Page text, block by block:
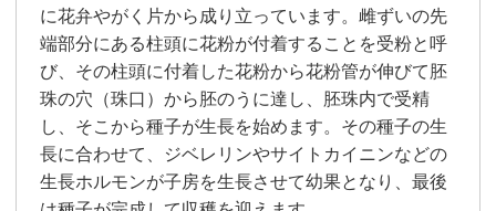
に花弁やがく片から成り立っています。雌ずいの先
端部分にある柱頭に花粉が付着することを受粉と呼
び、その柱頭に付着した花粉から花粉管が伸びて胚
珠の穴（珠口）から胚のうに達し、胚珠内で受精
し、そこから種子が生長を始めます。その種子の生
長に合わせて、ジベレリンやサイトカイニンなどの
生長ホルモンが子房を生長させて幼果となり、最後